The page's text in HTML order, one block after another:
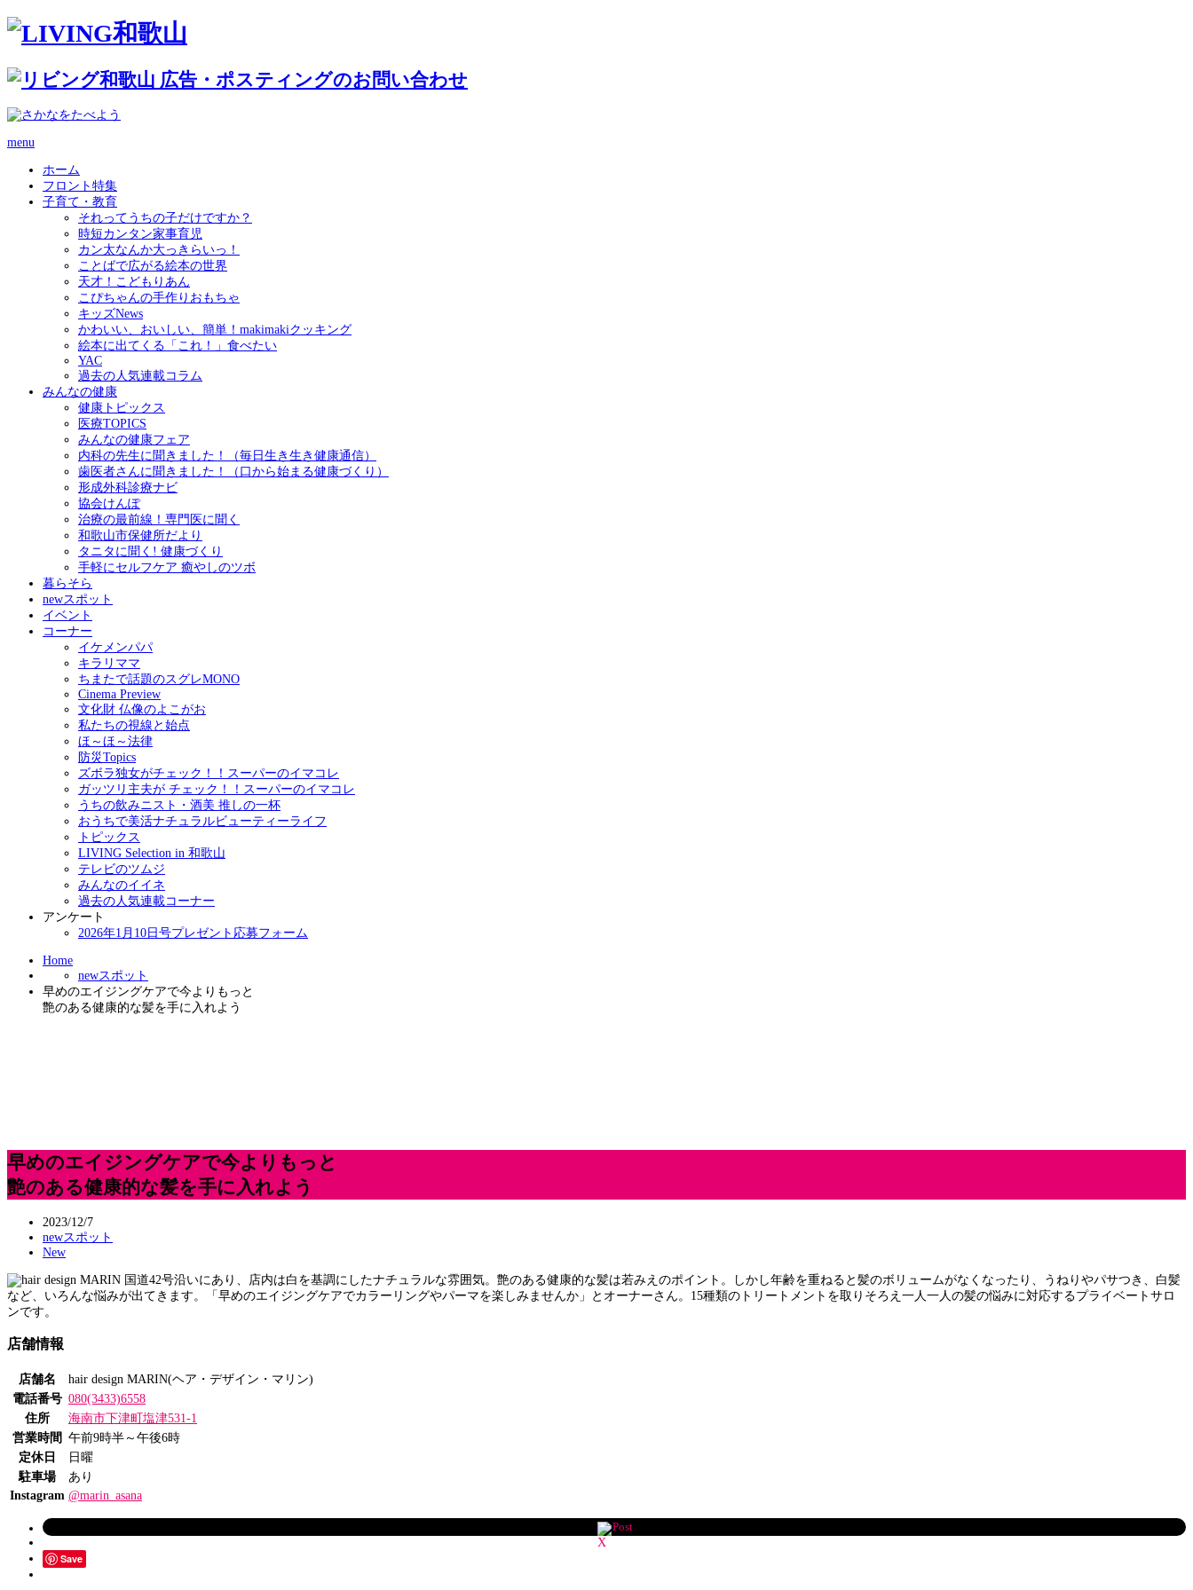
menu
ホーム
フロント特集
子育て・教育
それってうちの子だけですか？
時短カンタン家事育児
カン太なんか大っきらいっ！
ことばで広がる絵本の世界
天才！こどもりあん
こぴちゃんの手作りおもちゃ
キッズNews
かわいい、おいしい、簡単！makimakiクッキング
絵本に出てくる「これ！」食べたい
YAC
過去の人気連載コラム
みんなの健康
健康トピックス
医療TOPICS
みんなの健康フェア
内科の先生に聞きました！（毎日生き生き健康通信）
歯医者さんに聞きました！（口から始まる健康づくり）
形成外科診療ナビ
協会けんぽ
治療の最前線！専門医に聞く
和歌山市保健所だより
タニタに聞く! 健康づくり
手軽にセルフケア 癒やしのツボ
暮らそら
newスポット
イベント
コーナー
イケメンパパ
キラリママ
ちまたで話題のスグレMONO
Cinema Preview
文化財 仏像のよこがお
私たちの視線と始点
ほ～ほ～法律
防災Topics
ズボラ独女がチェック！！スーパーのイマコレ
ガッツリ主夫が チェック！！スーパーのイマコレ
うちの飲みニスト・酒美 推しの一杯
おうちで美活ナチュラルビューティーライフ
トピックス
LIVING Selection in 和歌山
テレビのツムジ
みんなのイイネ
過去の人気連載コーナー
アンケート
2026年1月10日号プレゼント応募フォーム
Home
newスポット
早めのエイジングケアで今よりもっと
艶のある健康的な髪を手に入れよう
早めのエイジングケアで今よりもっと
艶のある健康的な髪を手に入れよう
2023/12/7
newスポット
New
国道42号沿いにあり、店内は白を基調にしたナチュラルな雰囲気。艶のある健康的な髪は若みえのポイント。しかし年齢を重ねると髪のボリュームがなくなったり、うねりやパサつき、白髪
など、いろんな悩みが出てきます。「早めのエイジングケアでカラーリングやパーマを楽しみませんか」とオーナーさん。15種類のトリートメントを取りそろえ一人一人の髪の悩みに対応するプライベートサロ
ンです。
店舗情報
店舗名
hair design MARIN(ヘア・デザイン・マリン)
電話番号 080(3433)6558
住所
海南市下津町塩津531-1
営業時間 午前9時半～午後6時
定休日
日曜
駐車場
あり
Instagram @marin_asana
Post
Save